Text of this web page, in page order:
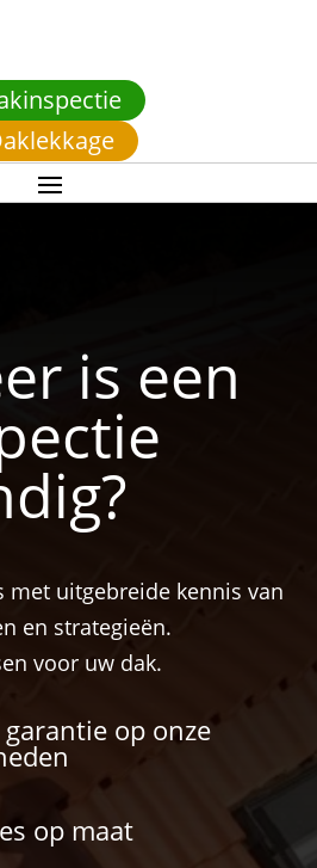
is een
met uitgebreide kennis van
en strategieën.
voor uw dak.
op onze
op maat